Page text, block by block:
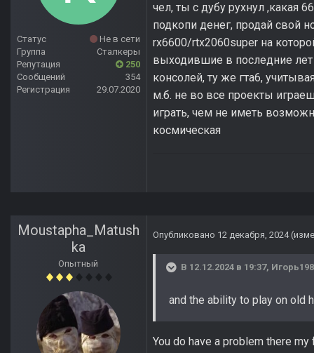
Статус
Не в сети
Группа
Сталкеры
Репутация
250
Сообщений
354
Регистрация
29.07.2020
чел, ты с дубу рухнул ,какая
подкопи денег, продай свой
rx6600/rtx2060super на
выходившие в последние
консолей, ту же гта6,
м.б. не во все проекты
играть, чем не иметь
космическая
Moustapha_Matush
ka
Опытный
Опубликовано 12 декабря, 2024
В 12.12.2024 в 19:37,
and the ability to play on old
You do have a problem there